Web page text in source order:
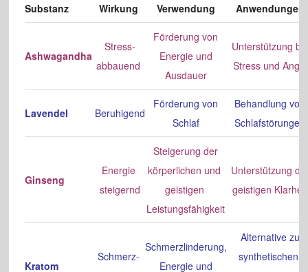
Substanz
Wirkung
Verwendung
Anwendungen
Ashwagandha
Stress-
abbauend
Förderung von
Energie und
Ausdauer
Unterstützung bei
Stress und Angst
Lavendel Beruhigend
Förderung von
Schlaf
Behandlung von
Schlafstörungen
Ginseng
Energie
steigernd
Steigerung der
körperlichen und
geistigen
Leistungsfähigkeit
Unterstützung
geistigen Klarheit
Kratom
Schmerz-
Schmerzlinderung,
Energie und
Alternative zu
synthetischen